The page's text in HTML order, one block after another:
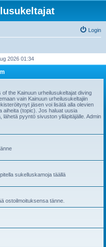
Login
2026 01:34
the Kainuun urheilusukeltajat diving
vain Kainuun urheilusukeltajiin
jäsen voi lisätä alla olevien
aiheita (topic). Jos haluat uusia
pyyntö sivuston ylläpitäjälle. Admin
sukelluskamoja täällä
ostoilmoituksensa tänne.